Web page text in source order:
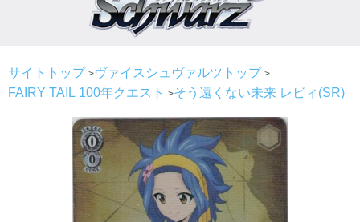
サイトトップ
ヴァイスシュヴァルツトップ
FAIRY TAIL 100年クエスト
そう遠くない未来 レビィ(SR)